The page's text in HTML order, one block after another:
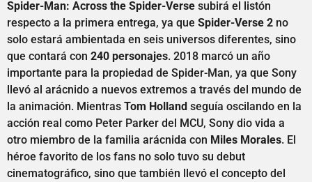
Spider-Man: Across the Spider-Verse subirá el listón
respecto a la primera entrega, ya que Spider-Verse 2 no
solo estará ambientada en seis universos diferentes, sino
que contará con 240 personajes. 2018 marcó un año
importante para la propiedad de Spider-Man, ya que Sony
llevó al arácnido a nuevos extremos a través del mundo de
la animación. Mientras Tom Holland seguía oscilando en la
acción real como Peter Parker del MCU, Sony dio vida a
otro miembro de la familia arácnida con Miles Morales. El
héroe favorito de los fans no solo tuvo su debut
cinematográfico, sino que también llevó el concepto del